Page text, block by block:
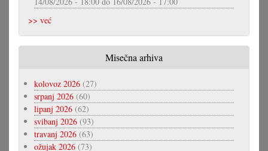
>> već
Misečna arhiva
kolovoz 2026 (27)
srpanj 2026 (60)
lipanj 2026 (62)
svibanj 2026 (93)
travanj 2026 (63)
ožujak 2026 (73)